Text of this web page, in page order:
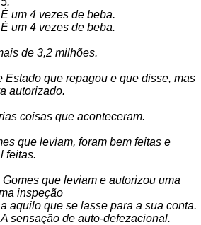
É um 4 vezes de beba.
É um 4 vezes de beba.
de 3,2 milhões.
Estado que repagou e que disse, mas
autorizado.
coisas que aconteceram.
que leviam, foram bem feitas e
feitas.
que leviam e autorizou uma
inspeção
a aquilo que se lasse para a sua conta.
A sensação de auto-defezacional.